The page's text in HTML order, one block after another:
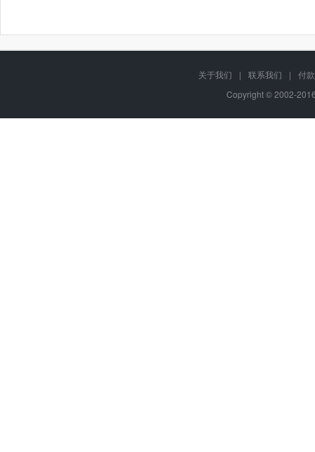
关于我们 | 联系我们 |
付
Copyright © 2002-